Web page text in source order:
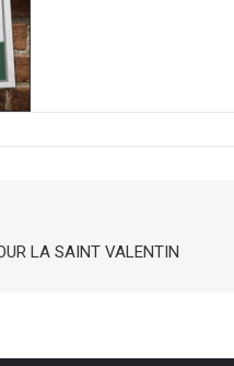
LA SAINT VALENTIN